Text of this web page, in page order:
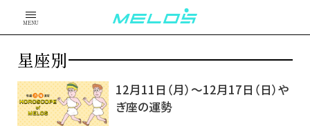
MENU
星座別
12月11日（月）～12月17日（日）や
ぎ座の運勢